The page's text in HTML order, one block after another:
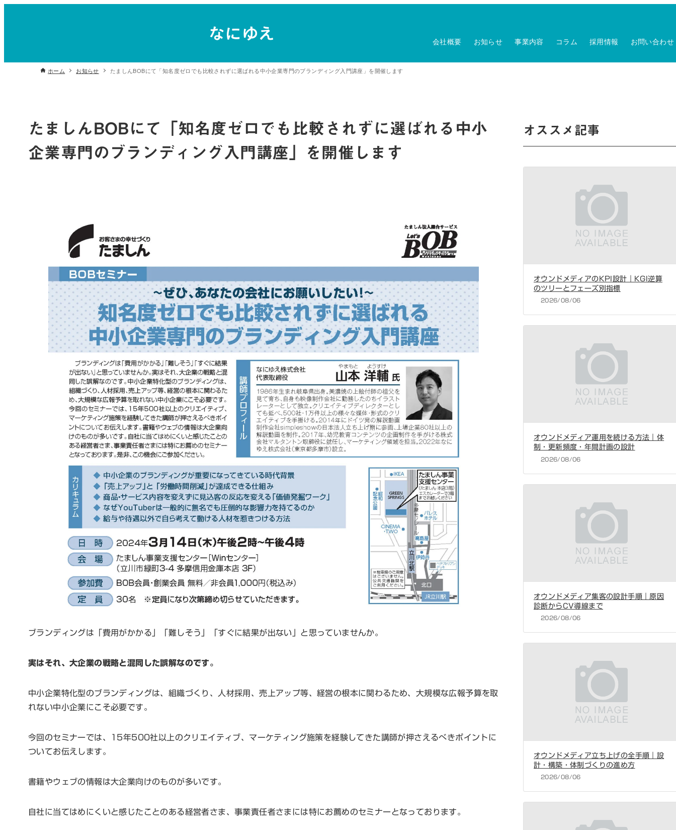
会社概要 お知らせ 事業内容 コラム 採用情報 お問い合わせ
ホーム お知らせ たましんBOBにて「知名度ゼロでも比較されずに選ばれる中小企業専門のブランディング入門講座」を開催します
たましんBOBにて「知名度ゼロでも比較されずに選ばれる中小
企業専門のブランディング入門講座」を開催します
ブランディングは「費用がかかる」「難しそう」「すぐに結果が出ない」と思っていませんか。
実はそれ、大企業の戦略と混同した誤解なのです。
中小企業特化型のブランディングは、組織づくり、人材採用、売上アップ等、経営の根本に関わるため、大規模な広報予算を取
れない中小企業にこそ必要です。
今回のセミナーでは、15年500社以上のクリエイティブ、マーケティング施策を経験してきた講師が押さえるべきポイントに
ついてお伝えします。
書籍やウェブの情報は大企業向けのものが多いです。
自社に当てはめにくいと感じたことのある経営者さま、事業責任者さまには特にお薦めのセミナーとなっております。
オススメ記事
オウンドメディアのKPI設計｜KGI逆算
のツリーとフェーズ別指標
2026/08/06
オウンドメディア運用を続ける方法｜体
制・更新頻度・年間計画の設計
2026/08/06
オウンドメディア集客の設計手順｜原因
診断からCV導線まで
2026/08/06
オウンドメディア立ち上げの全手順｜設
計・構築・体制づくりの進め方
2026/08/06